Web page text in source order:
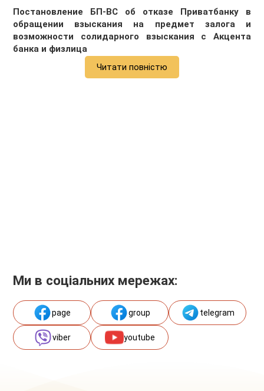
Постановление БП-ВС об отказе Приватбанку в
обращении взыскания на предмет залога и
возможности солидарного взыскания с Акцента
банка и физлица
Читати повністю
Ми в соціальних мережах:
page group telegram
viber youtube